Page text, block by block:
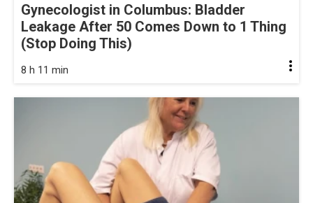
Gynecologist in Columbus: Bladder
Leakage After 50 Comes Down to 1 Thing
(Stop Doing This)
8 h 11 min